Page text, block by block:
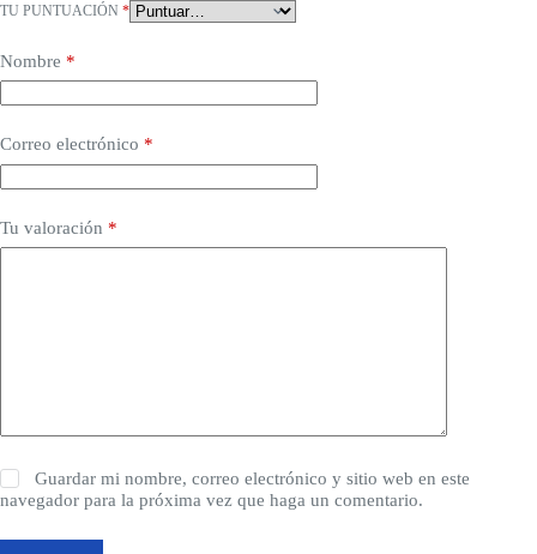
TU PUNTUACIÓN *
Nombre *
Correo electrónico *
Tu valoración *
Guardar mi nombre, correo electrónico y sitio web en este
navegador para la próxima vez que haga un comentario.